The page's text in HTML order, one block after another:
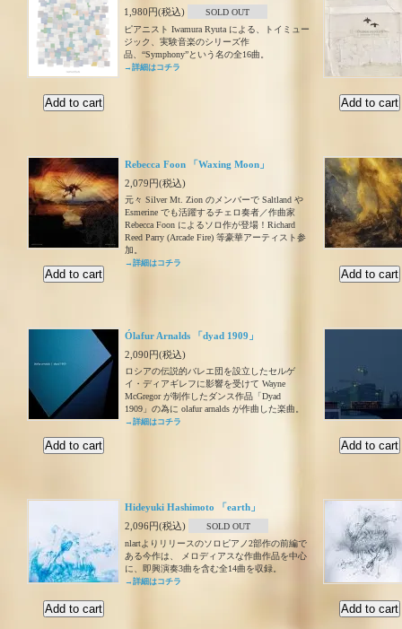
1,980円(税込)
SOLD OUT
ピアニスト Iwamura Ryuta による、トイミュー
ジック、実験音楽のシリーズ作
品、“Symphony”という名の全16曲。
→詳細はコチラ
Rebecca Foon 「Waxing Moon」
2,079円(税込)
元々 Silver Mt. Zion のメンバーで Saltland や
Esmerine でも活躍するチェロ奏者／作曲家
Rebecca Foon によるソロ作が登場！Richard
Reed Parry (Arcade Fire) 等豪華アーティスト参
加。
→詳細はコチラ
Ólafur Arnalds 「dyad 1909」
2,090円(税込)
ロシアの伝説的バレエ団を設立したセルゲ
イ・ディアギレフに影響を受けて Wayne
McGregor が制作したダンス作品「Dyad
1909」の為に olafur arnalds が作曲した楽曲。
→詳細はコチラ
Hideyuki Hashimoto 「earth」
2,096円(税込)
SOLD OUT
nlartよりリリースのソロピアノ2部作の前編で
ある今作は、 メロディアスな作曲作品を中心
に、即興演奏3曲を含む全14曲を収録。
→詳細はコチラ